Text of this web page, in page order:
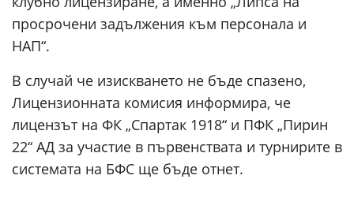
просрочени задължения към персонала и
НАП“.
В случай че изискването не бъде спазено,
Лицензионната комисия информира, че
лицензът на ФК „Спартак 1918“ и ПФК „Пирин
22“ АД за участие в първенствата и турнирите в
системата на БФС ще бъде отнет.